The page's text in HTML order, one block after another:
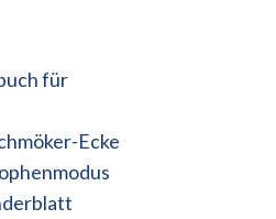
für
Ecke